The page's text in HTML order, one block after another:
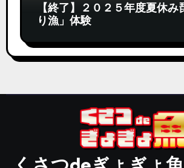
【終了】２０２５年度夏休み
り漁」体験